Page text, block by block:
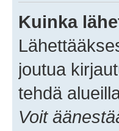
Kuinka
joutua
tehdä
Voit